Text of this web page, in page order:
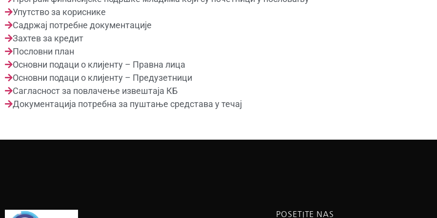
Упутство за кориснике
Садржај потребне документације
Захтев за кредит
Пословни план
Основни подаци о клијенту – Правна лица
Основни подаци о клијенту – Предузетници
Сагласност за повлачење извештаја КБ
Документација потребна за пуштање средстава у течај
POSETITE NAS